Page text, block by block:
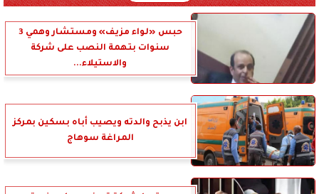
حبس «لواء مزيف» ومستشار وهمي 3
سنوات بتهمة النصب على شركة
والاستيلاء...
ابن يذبح والدته ويصيب أباه بسكين بمركز
المراغة سوهاج